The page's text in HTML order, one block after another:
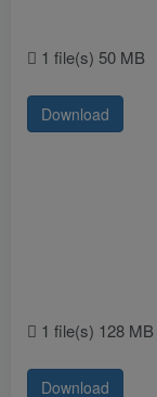
1 file(s) 50 MB
Download
1 file(s) 128 MB
Download